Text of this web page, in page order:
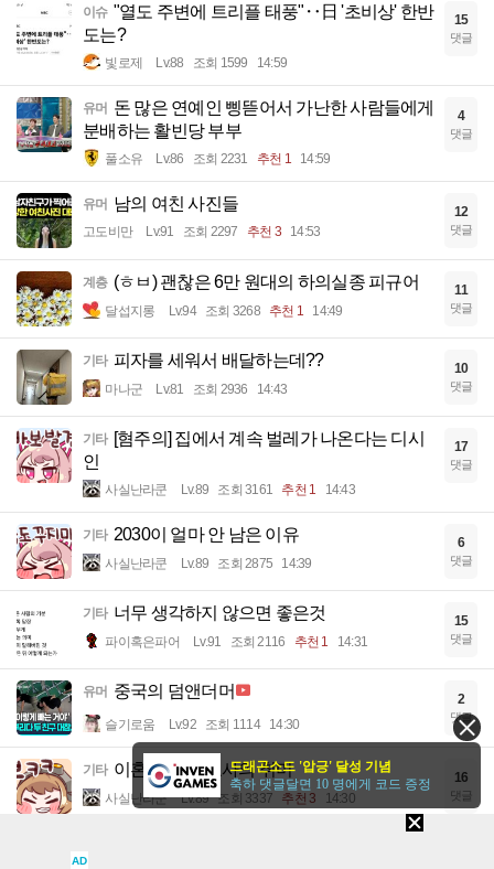
이슈 "열도 주변에 트리플 태풍"‥日 '초비상' 한반
도는?
빛로제 Lv.88 조회 1599 14:59
15
댓글
유머 돈 많은 연예인 삥뜯어서 가난한 사람들에게
분배하는 활빈당 부부
풀소유 Lv.86 조회 2231 추천 1 14:59
4
댓글
유머 남의 여친 사진들
고도비만 Lv.91 조회 2297 추천 3 14:53
12
댓글
계층 (ㅎㅂ) 괜찮은 6만 원대의 하의실종 피규어
달섭지롱 Lv.94 조회 3268 추천 1 14:49
11
댓글
기타 피자를 세워서 배달하는데??
마나군 Lv.81 조회 2936 14:43
10
댓글
기타 [혐주의] 집에서 계속 벌레가 나온다는 디시
인
사실난라쿤 Lv.89 조회 3161 추천 1 14:43
17
댓글
기타 2030이 얼마 안 남은 이유
사실난라쿤 Lv.89 조회 2875 14:39
6
댓글
기타 너무 생각하지 않으면 좋은것
파이혹은파어 Lv.91 조회 2116 추천 1 14:31
15
댓글
유머 중국의 덤앤더머
슬기로움 Lv.92 조회 1114 14:30
2
댓글
기타 이혼 전문 변호사의 취미
사실난라쿤 Lv.89 조회 3337 추천 3 14:30
16
댓글
AD
드래곤소드 '압긍' 달성 기념
축하 댓글달면 10 명에게 코드 증정